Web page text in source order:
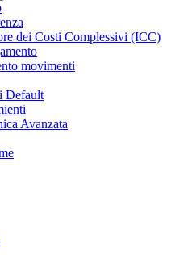
dei Costi Complessivi (ICC)
movimenti
Default
Avanzata